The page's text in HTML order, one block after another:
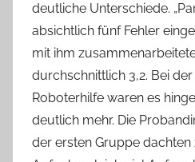
deutliche Unterschiede.
absichtlich fünf Fehler
mit ihm
durchschnittlich 3,2. Bei
Roboterhilfe waren es
deutlich mehr. Die
der ersten Gruppe dachten